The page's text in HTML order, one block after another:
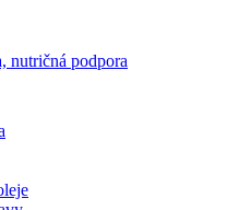
nutričná podpora